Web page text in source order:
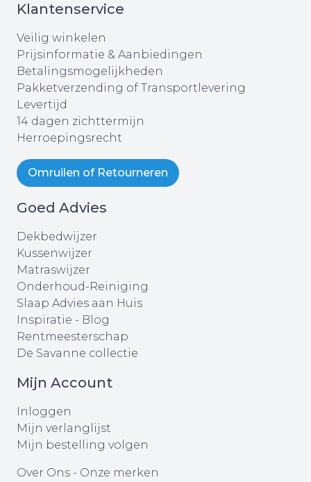
Klantenservice
Veilig winkelen
Prijsinformatie & Aanbiedingen
Betalingsmogelijkheden
Pakketverzending of Transportlevering
Levertijd
14 dagen zichttermijn
Herroepingsrecht
Omruilen of Retourneren
Goed Advies
Dekbedwijzer
Kussenwijzer
Matraswijzer
Onderhoud-Reiniging
Slaap Advies aan Huis
Inspiratie - Blog
Rentmeesterschap
De Savanne collectie
Mijn Account
Inloggen
Mijn verlanglijst
Mijn bestelling volgen
Over Ons - Onze merken